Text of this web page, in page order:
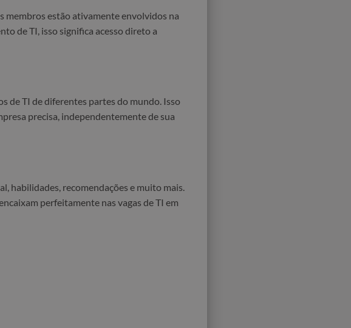
membros estão ativamente envolvidos na
de TI, isso significa acesso direto a
de TI de diferentes partes do mundo. Isso
precisa, independentemente de sua
habilidades, recomendações e muito mais.
perfeitamente nas vagas de TI em